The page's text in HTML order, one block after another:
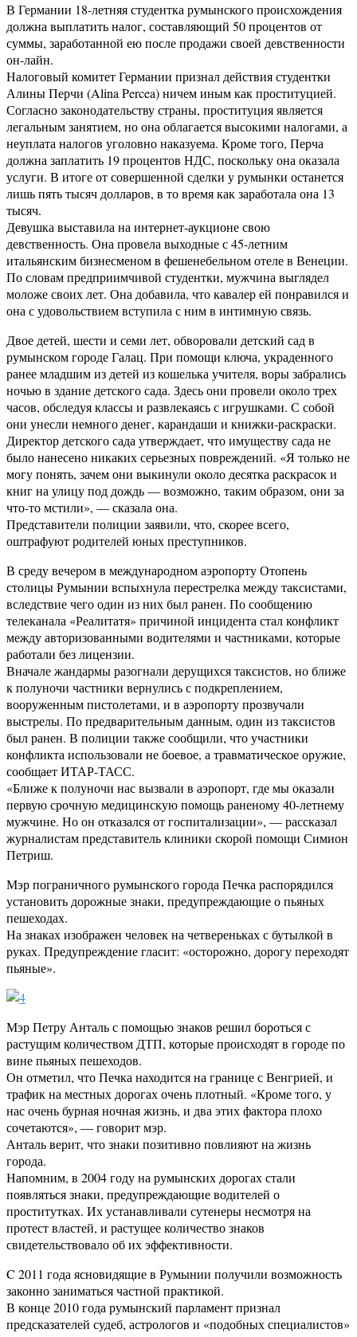
В Германии 18-летняя студентка румынского происхождения
должна выплатить налог, составляющий 50 процентов от
суммы, заработанной ею после продажи своей девственности
он-лайн.
Налоговый комитет Германии признал действия студентки
Алины Перчи (Alina Percea) ничем иным как проституцией.
Согласно законодательству страны, проституция является
легальным занятием, но она облагается высокими налогами, а
неуплата налогов уголовно наказуема. Кроме того, Перча
должна заплатить 19 процентов НДС, поскольку она оказала
услуги. В итоге от совершенной сделки у румынки останется
лишь пять тысяч долларов, в то время как заработала она 13
тысяч.
Девушка выставила на интернет-аукционе свою
девственность. Она провела выходные с 45-летним
итальянским бизнесменом в фешенебельном отеле в Венеции.
По словам предприимчивой студентки, мужчина выглядел
моложе своих лет. Она добавила, что кавалер ей понравился и
она с удовольствием вступила с ним в интимную связь.
Двое детей, шести и семи лет, обворовали детский сад в
румынском городе Галац. При помощи ключа, украденного
ранее младшим из детей из кошелька учителя, воры забрались
ночью в здание детского сада. Здесь они провели около трех
часов, обследуя классы и развлекаясь с игрушками. С собой
они унесли немного денег, карандаши и книжки-раскраски.
Директор детского сада утверждает, что имуществу сада не
было нанесено никаких серьезных повреждений. «Я только не
могу понять, зачем они выкинули около десятка раскрасок и
книг на улицу под дождь — возможно, таким образом, они за
что-то мстили», — сказала она.
Представители полиции заявили, что, скорее всего,
оштрафуют родителей юных преступников.
В среду вечером в международном аэропорту Отопень
столицы Румынии вспыхнула перестрелка между таксистами,
вследствие чего один из них был ранен. По сообщению
телеканала «Реалитатя» причиной инцидента стал конфликт
между авторизованными водителями и частниками, которые
работали без лицензии.
Вначале жандармы разогнали дерущихся таксистов, но ближе
к полуночи частники вернулись с подкреплением,
вооруженным пистолетами, и в аэропорту прозвучали
выстрелы. По предварительным данным, один из таксистов
был ранен. В полиции также сообщили, что участники
конфликта использовали не боевое, а травматическое оружие,
сообщает ИТАР-ТАСС.
«Ближе к полуночи нас вызвали в аэропорт, где мы оказали
первую срочную медицинскую помощь раненому 40-летнему
мужчине. Но он отказался от госпитализации», — рассказал
журналистам представитель клиники скорой помощи Симион
Петриш.
Мэр пограничного румынского города Печка распорядился
установить дорожные знаки, предупреждающие о пьяных
пешеходах.
На знаках изображен человек на четвереньках с бутылкой в
руках. Предупреждение гласит: «осторожно, дорогу переходят
пьяные».
Мэр Петру Анталь с помощью знаков решил бороться с
растущим количеством ДТП, которые происходят в городе по
вине пьяных пешеходов.
Он отметил, что Печка находится на границе с Венгрией, и
трафик на местных дорогах очень плотный. «Кроме того, у
нас очень бурная ночная жизнь, и два этих фактора плохо
сочетаются», — говорит мэр.
Анталь верит, что знаки позитивно повлияют на жизнь
города.
Напомним, в 2004 году на румынских дорогах стали
появляться знаки, предупреждающие водителей о
проститутках. Их устанавливали сутенеры несмотря на
протест властей, и растущее количество знаков
свидетельствовало об их эффективности.
C 2011 года ясновидящие в Румынии получили возможность
законно заниматься частной практикой.
В конце 2010 года румынский парламент признал
предсказателей судеб, астрологов и «подобных специалистов»